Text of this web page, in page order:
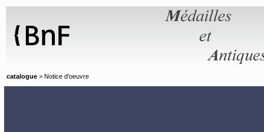
catalogue > Notice d'oeuvre